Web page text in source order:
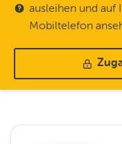
ausleihen und auf
Mobiltelefon